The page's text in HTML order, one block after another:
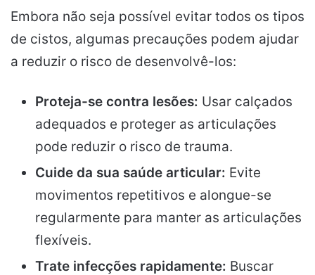
Embora não seja possível evitar todos os tipos
de cistos, algumas precauções podem ajudar
a reduzir o risco de desenvolvê-los:
Proteja-se contra lesões: Usar calçados
adequados e proteger as articulações
pode reduzir o risco de trauma.
Cuide da sua saúde articular: Evite
movimentos repetitivos e alongue-se
regularmente para manter as articulações
flexíveis.
Trate infecções rapidamente: Buscar